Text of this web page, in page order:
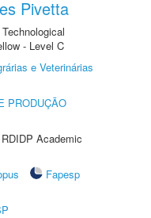
Pivetta
- Level C
e Veterinárias
PRODUÇÃO
Academic
Fapesp